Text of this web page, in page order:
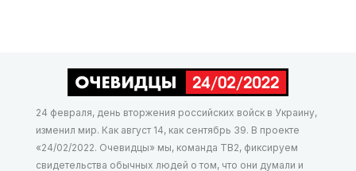
24 февраля, день вторжения российских войск в Украину,
изменил мир. Как август 14, как сентябрь 39. В проекте
«24/02/2022. Очевидцы» мы, команда ТВ2, фиксируем
свидетельства обычных людей о том, что они думали и